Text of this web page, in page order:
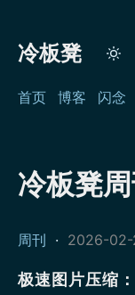
冷板凳
首页 博客 闪念
冷板凳
周刊 · 2026-
极速图片压缩